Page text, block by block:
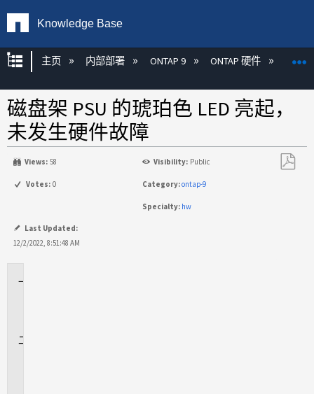
Knowledge Base
扩展/隐缩全局层次
主页 内部部署 ONTAP 9 ONTAP 硬件
磁盘架 PSU 的琥珀色 LED 亮起，
未发生硬件故障
Views: 58 Visibility: Public
Votes: 0 Category:ontap-9
Specialty: hw
Last Updated:
12/2/2022, 8:51:48 AM